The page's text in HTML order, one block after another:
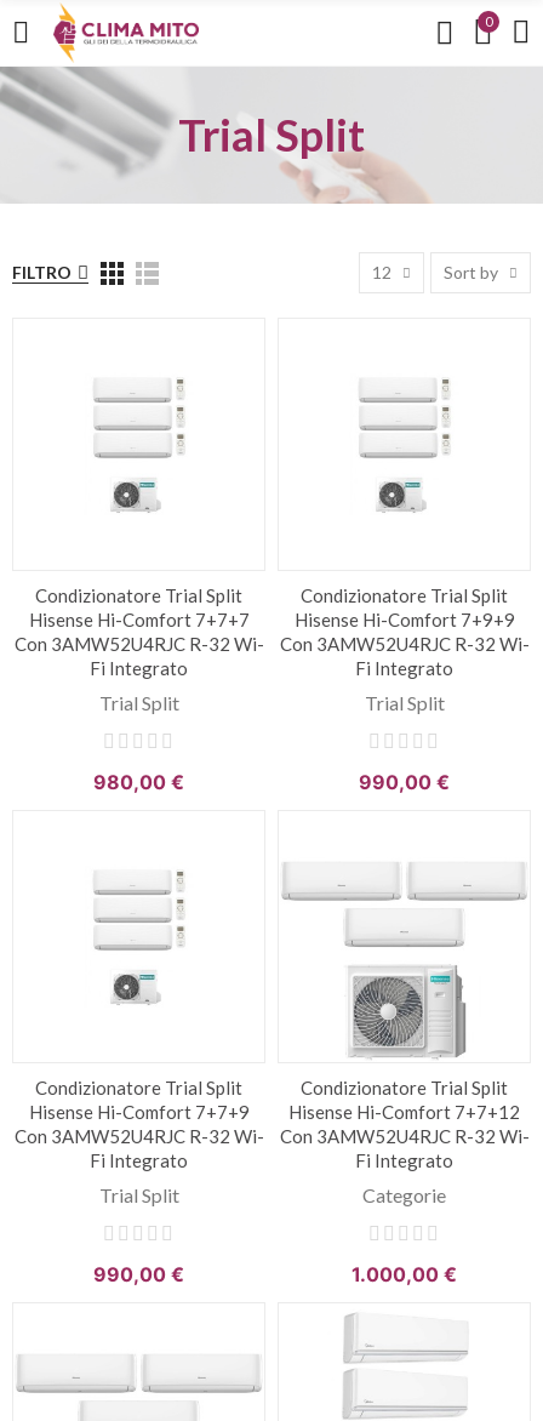
0
Trial Split
FILTRO 12 Sort by
Condizionatore Trial Split
Hisense Hi-Comfort 7+7+7
Con 3AMW52U4RJC R-32 Wi-
Fi Integrato
Trial Split
980,00 €
Condizionatore Trial Split
Hisense Hi-Comfort 7+9+9
Con 3AMW52U4RJC R-32 Wi-
Fi Integrato
Trial Split
990,00 €
Condizionatore Trial Split
Hisense Hi-Comfort 7+7+9
Con 3AMW52U4RJC R-32 Wi-
Fi Integrato
Trial Split
990,00 €
Condizionatore Trial Split
Hisense Hi-Comfort 7+7+12
Con 3AMW52U4RJC R-32 Wi-
Fi Integrato
Categorie
1.000,00 €